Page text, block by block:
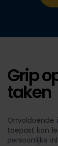
Grip
taken
toepast kan
persoonlijke